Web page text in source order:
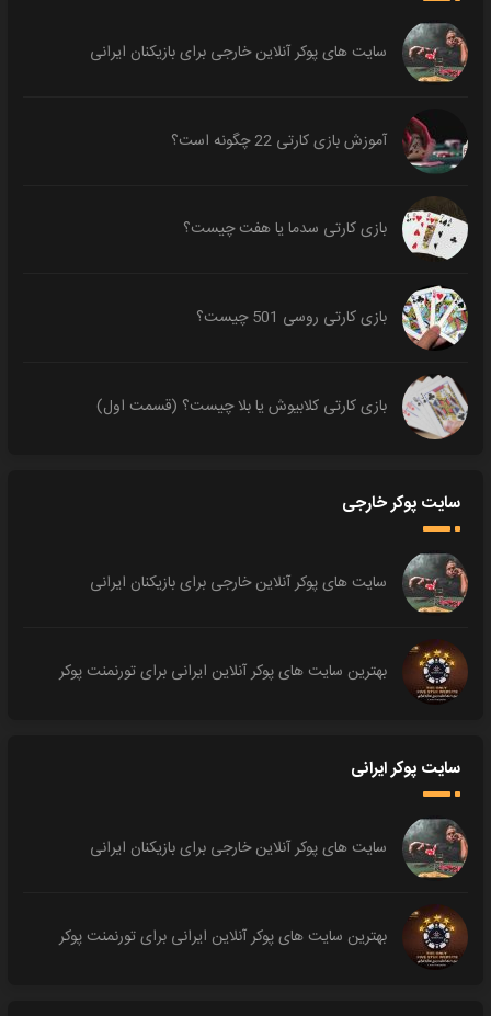
سایت های پوکر آنلاین خارجی برای بازیکنان ایرانی
آموزش بازی کارتی 22 چگونه است؟
بازی کارتی سدما یا هفت چیست؟
بازی کارتی روسی 501 چیست؟
بازی کارتی کلابیوش یا بلا چیست؟ (قسمت اول)
سایت پوکر خارجی
سایت های پوکر آنلاین خارجی برای بازیکنان ایرانی
بهترین سایت های پوکر آنلاین ایرانی برای تورنمنت پوکر
سایت پوکر ایرانی
سایت های پوکر آنلاین خارجی برای بازیکنان ایرانی
بهترین سایت های پوکر آنلاین ایرانی برای تورنمنت پوکر